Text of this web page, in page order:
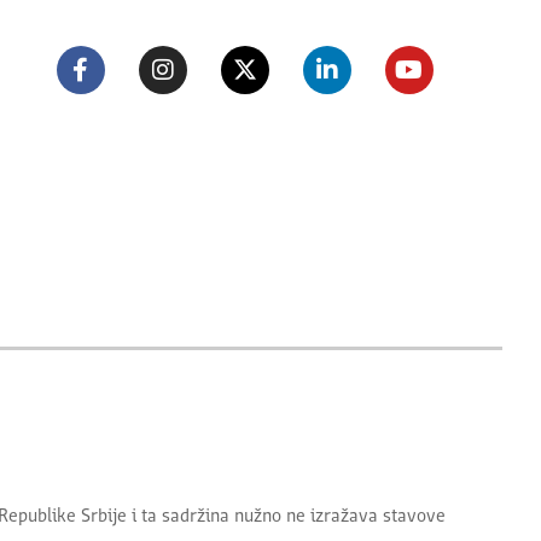
Srbije i ta sadržina nužno ne izražava stavove